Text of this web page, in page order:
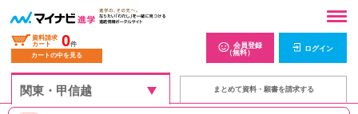
資料請求
カート
0件
カートの中を見る
会員登録
（無料）
ログイン
まとめて資料・願書を請求する